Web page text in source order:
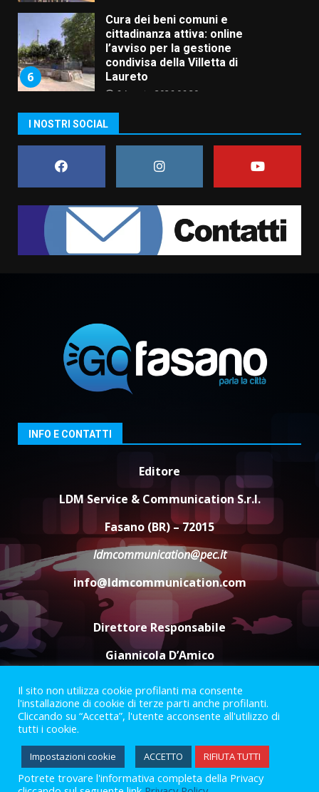
6
Cura dei beni comuni e
cittadinanza attiva: online
l’avviso per la gestione
condivisa della Villetta di
Laureto
6 Agosto 2026 06:20
assoluta de “L’Albergo
Belvedere. Il rapimento”
6 Agosto 2026 06:15
1
Rivoluzione”: nuovo
appuntamento con “Fasano in
Banda”
campionato di calcio”
7 Agosto 2026 06:00
3
Fasanese ferito a colpi di arma
6 Agosto 2026 18:13
Carta d’identità: continua il piano
di aperture straordinarie del
Comune di Fasano
6 Agosto 2026 14:16
Grazia Neglia, coordinatrice
cittadina di Fratelli d’Italia,
pronta a tornare in Consiglio
comunale
6 Agosto 2026 08:00
I NOSTRI SOCIAL
INFO E CONTATTI
Editore
LDM Service & Communication S.r.l.
Fasano (BR) – 72015
ldmcommunication@pec.it
info@ldmcommunication.com
Direttore Responsabile
Giannicola D’Amico
Termini e Condizioni
Privacy Policy
Informazioni Legali
2023 © Gofasano|Powered byCreativestudio
Il sito non utilizza cookie profilanti ma consente
l'installazione di cookie di terze parti anche profilanti.
Cliccando su “Accetta”, l'utente acconsente all'utilizzo di
tutti i cookie.
Impostazioni cookie ACCETTO RIFIUTA TUTTI
Potrete trovare l'informativa completa della Privacy